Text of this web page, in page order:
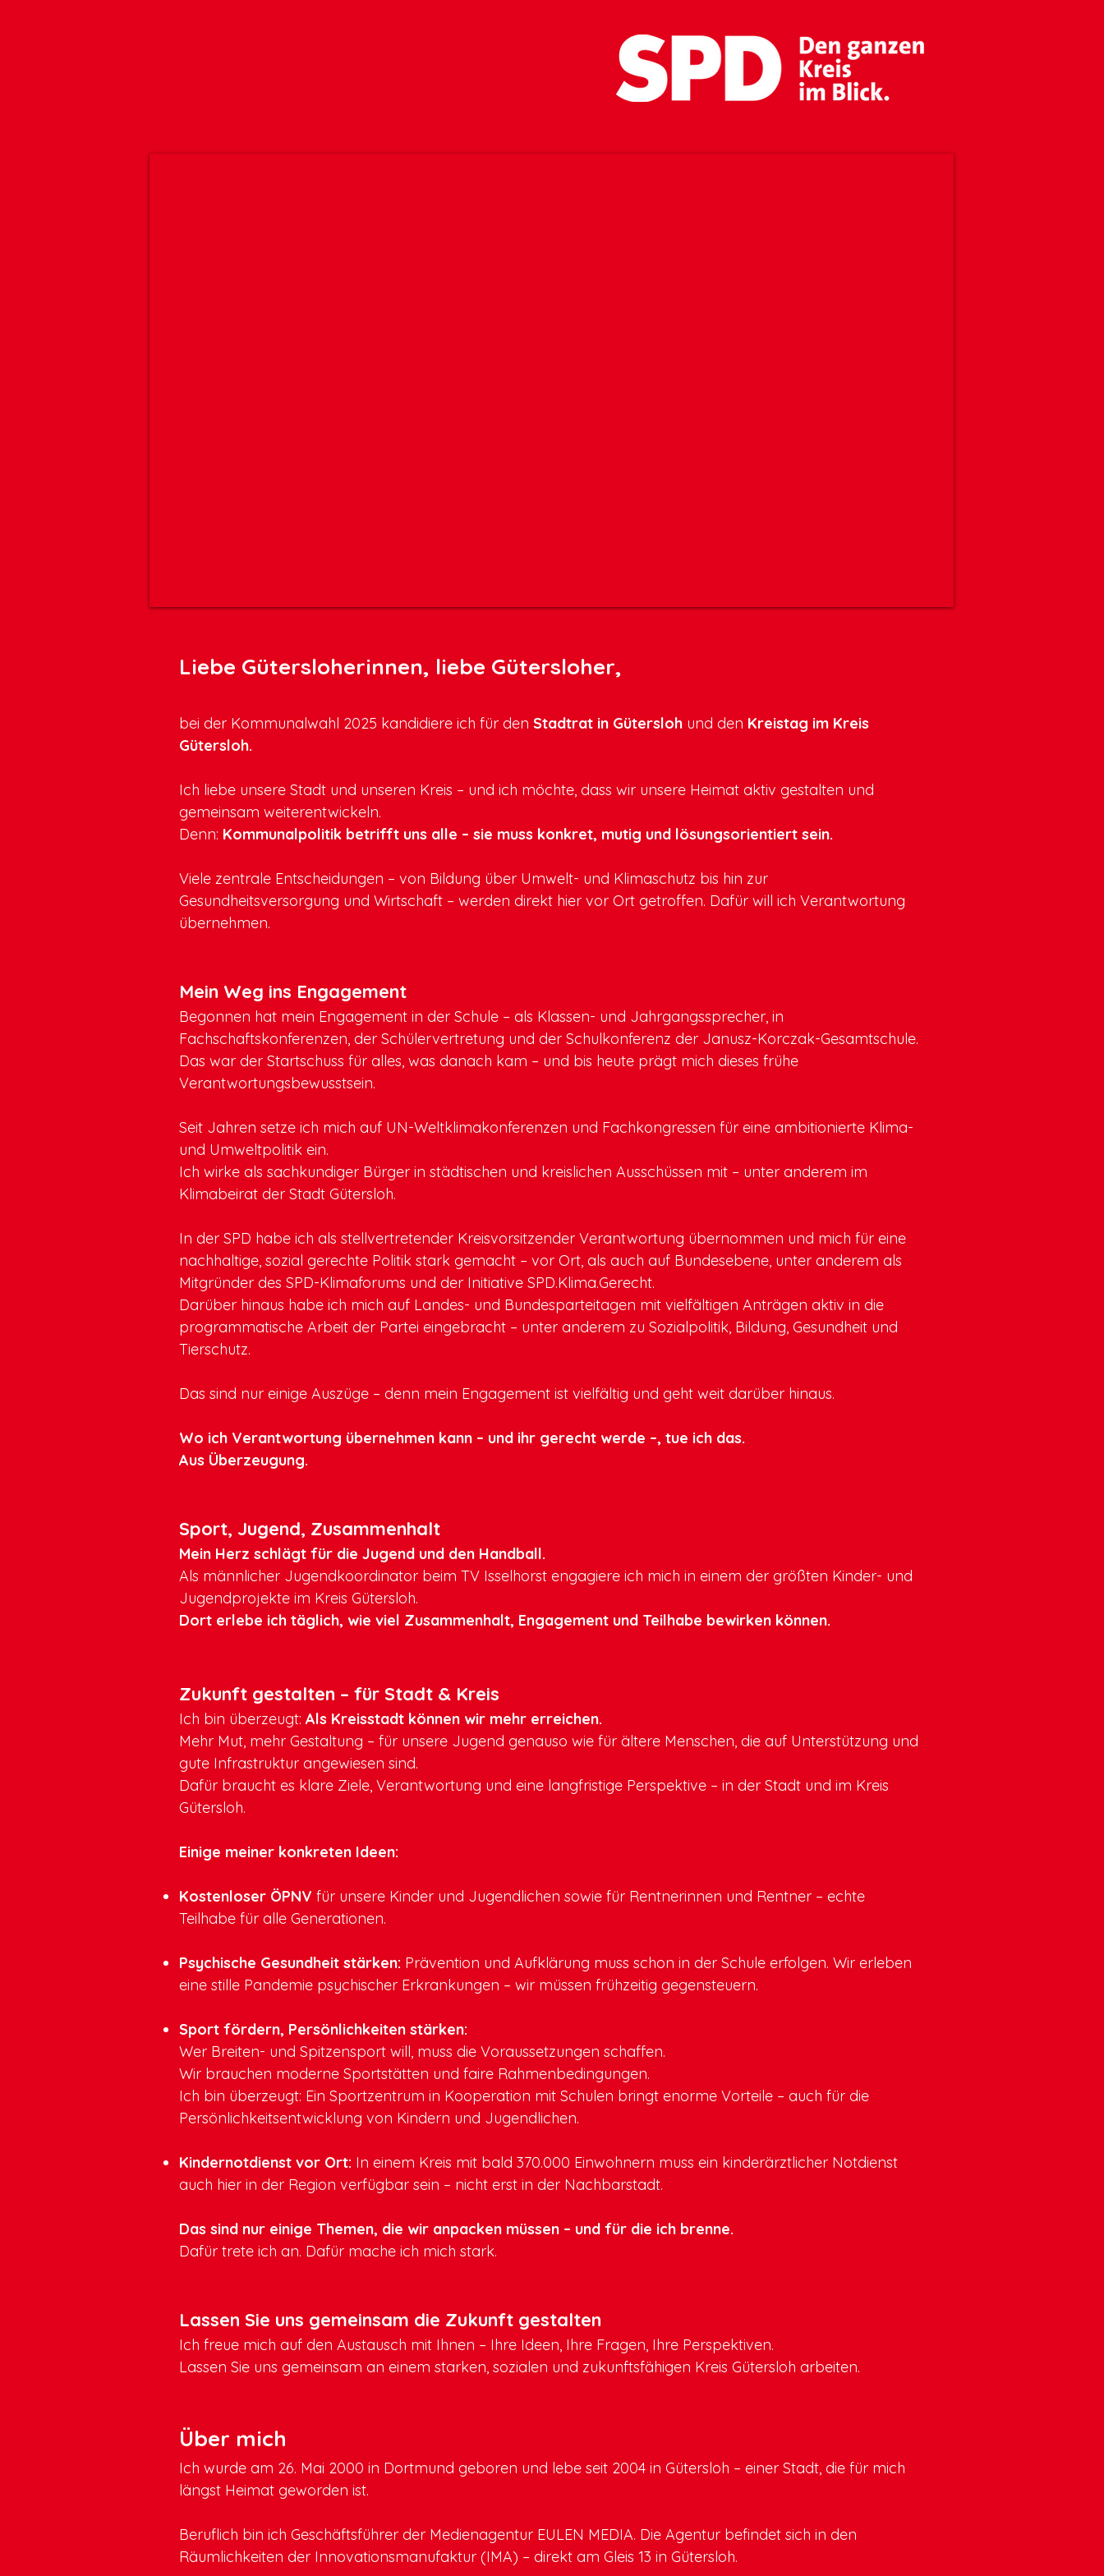
Liebe Gütersloherinnen, liebe Gütersloher,
bei der Kommunalwahl 2025 kandidiere ich für den Stadtrat in Gütersloh und den Kreistag im Kreis
Gütersloh.
Ich liebe unsere Stadt und unseren Kreis – und ich möchte, dass wir unsere Heimat aktiv gestalten und
gemeinsam weiterentwickeln.
Denn: Kommunalpolitik betrifft uns alle – sie muss konkret, mutig und lösungsorientiert sein.
Viele zentrale Entscheidungen – von Bildung über Umwelt- und Klimaschutz bis hin zur
Gesundheitsversorgung und Wirtschaft – werden direkt hier vor Ort getroffen. Dafür will ich Verantwortung
übernehmen.
Mein Weg ins Engagement
Begonnen hat mein Engagement in der Schule – als Klassen- und Jahrgangssprecher, in
Fachschaftskonferenzen, der Schülervertretung und der Schulkonferenz der Janusz-Korczak-Gesamtschule.
Das war der Startschuss für alles, was danach kam – und bis heute prägt mich dieses frühe
Verantwortungsbewusstsein.
Seit Jahren setze ich mich auf UN-Weltklimakonferenzen und Fachkongressen für eine ambitionierte Klima-
und Umweltpolitik ein.
Ich wirke als sachkundiger Bürger in städtischen und kreislichen Ausschüssen mit – unter anderem im
Klimabeirat der Stadt Gütersloh.
In der SPD habe ich als stellvertretender Kreisvorsitzender Verantwortung übernommen und mich für eine
nachhaltige, sozial gerechte Politik stark gemacht – vor Ort, als auch auf Bundesebene, unter anderem als
Mitgründer des SPD-Klimaforums und der Initiative SPD.Klima.Gerecht.
Darüber hinaus habe ich mich auf Landes- und Bundesparteitagen mit vielfältigen Anträgen aktiv in die
programmatische Arbeit der Partei eingebracht – unter anderem zu Sozialpolitik, Bildung, Gesundheit und
Tierschutz.
Das sind nur einige Auszüge – denn mein Engagement ist vielfältig und geht weit darüber hinaus.
Wo ich Verantwortung übernehmen kann – und ihr gerecht werde –, tue ich das.
Aus Überzeugung.
Sport, Jugend, Zusammenhalt
Mein Herz schlägt für die Jugend und den Handball.
Als männlicher Jugendkoordinator beim TV Isselhorst engagiere ich mich in einem der größten Kinder- und
Jugendprojekte im Kreis Gütersloh.
Dort erlebe ich täglich, wie viel Zusammenhalt, Engagement und Teilhabe bewirken können.
Zukunft gestalten – für Stadt & Kreis
Ich bin überzeugt: Als Kreisstadt können wir mehr erreichen.
Mehr Mut, mehr Gestaltung – für unsere Jugend genauso wie für ältere Menschen, die auf Unterstützung und
gute Infrastruktur angewiesen sind.
Dafür braucht es klare Ziele, Verantwortung und eine langfristige Perspektive – in der Stadt und im Kreis
Gütersloh.
Einige meiner konkreten Ideen:
Kostenloser ÖPNV für unsere Kinder und Jugendlichen sowie für Rentnerinnen und Rentner – echte
Teilhabe für alle Generationen.
Psychische Gesundheit stärken: Prävention und Aufklärung muss schon in der Schule erfolgen. Wir erleben
eine stille Pandemie psychischer Erkrankungen – wir müssen frühzeitig gegensteuern.
Sport fördern, Persönlichkeiten stärken:
Wer Breiten- und Spitzensport will, muss die Voraussetzungen schaffen.
Wir brauchen moderne Sportstätten und faire Rahmenbedingungen.
Ich bin überzeugt: Ein Sportzentrum in Kooperation mit Schulen bringt enorme Vorteile – auch für die
Persönlichkeitsentwicklung von Kindern und Jugendlichen.
Kindernotdienst vor Ort: In einem Kreis mit bald 370.000 Einwohnern muss ein kinderärztlicher Notdienst
auch hier in der Region verfügbar sein – nicht erst in der Nachbarstadt.
Das sind nur einige Themen, die wir anpacken müssen – und für die ich brenne.
Dafür trete ich an. Dafür mache ich mich stark.
Lassen Sie uns gemeinsam die Zukunft gestalten
Ich freue mich auf den Austausch mit Ihnen – Ihre Ideen, Ihre Fragen, Ihre Perspektiven.
Lassen Sie uns gemeinsam an einem starken, sozialen und zukunftsfähigen Kreis Gütersloh arbeiten.
Über mich
Ich wurde am 26. Mai 2000 in Dortmund geboren und lebe seit 2004 in Gütersloh – einer Stadt, die für mich
längst Heimat geworden ist.
Beruflich bin ich Geschäftsführer der Medienagentur EULEN MEDIA. Die Agentur befindet sich in den
Räumlichkeiten der Innovationsmanufaktur (IMA) – direkt am Gleis 13 in Gütersloh.